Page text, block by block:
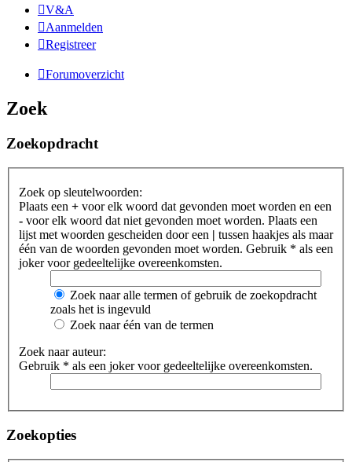
V&A
Aanmelden
Registreer
Forumoverzicht
Zoek
Zoekopdracht
Zoek op sleutelwoorden:
Plaats een + voor elk woord dat gevonden moet worden en een
- voor elk woord dat niet gevonden moet worden. Plaats een
lijst met woorden gescheiden door een | tussen haakjes als maar
één van de woorden gevonden moet worden. Gebruik * als een
joker voor gedeeltelijke overeenkomsten.
Zoek naar alle termen of gebruik de zoekopdracht
zoals het is ingevuld
Zoek naar één van de termen
Zoek naar auteur:
Gebruik * als een joker voor gedeeltelijke overeenkomsten.
Zoekopties